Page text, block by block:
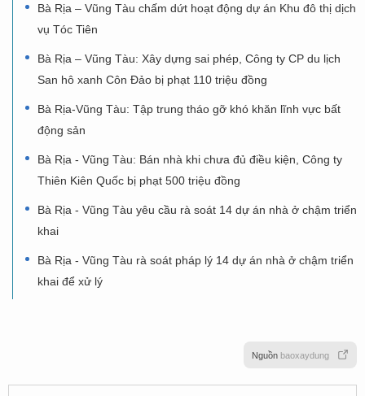
Bà Rịa – Vũng Tàu chấm dứt hoạt động dự án Khu đô thị dịch
vụ Tóc Tiên
Bà Rịa – Vũng Tàu: Xây dựng sai phép, Công ty CP du lịch
San hô xanh Côn Đảo bị phạt 110 triệu đồng
Bà Rịa-Vũng Tàu: Tập trung tháo gỡ khó khăn lĩnh vực bất
động sản
Bà Rịa - Vũng Tàu: Bán nhà khi chưa đủ điều kiện, Công ty
Thiên Kiên Quốc bị phạt 500 triệu đồng
Bà Rịa - Vũng Tàu yêu cầu rà soát 14 dự án nhà ở chậm triển
khai
Bà Rịa - Vũng Tàu rà soát pháp lý 14 dự án nhà ở chậm triển
khai để xử lý
Nguồn baoxaydung